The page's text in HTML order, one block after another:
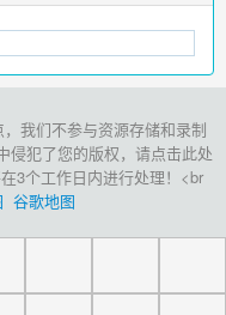
我们不参与资源存储和录制
侵犯了您的版权，请点击此处
3个工作日内进行处理！<br
谷歌地图